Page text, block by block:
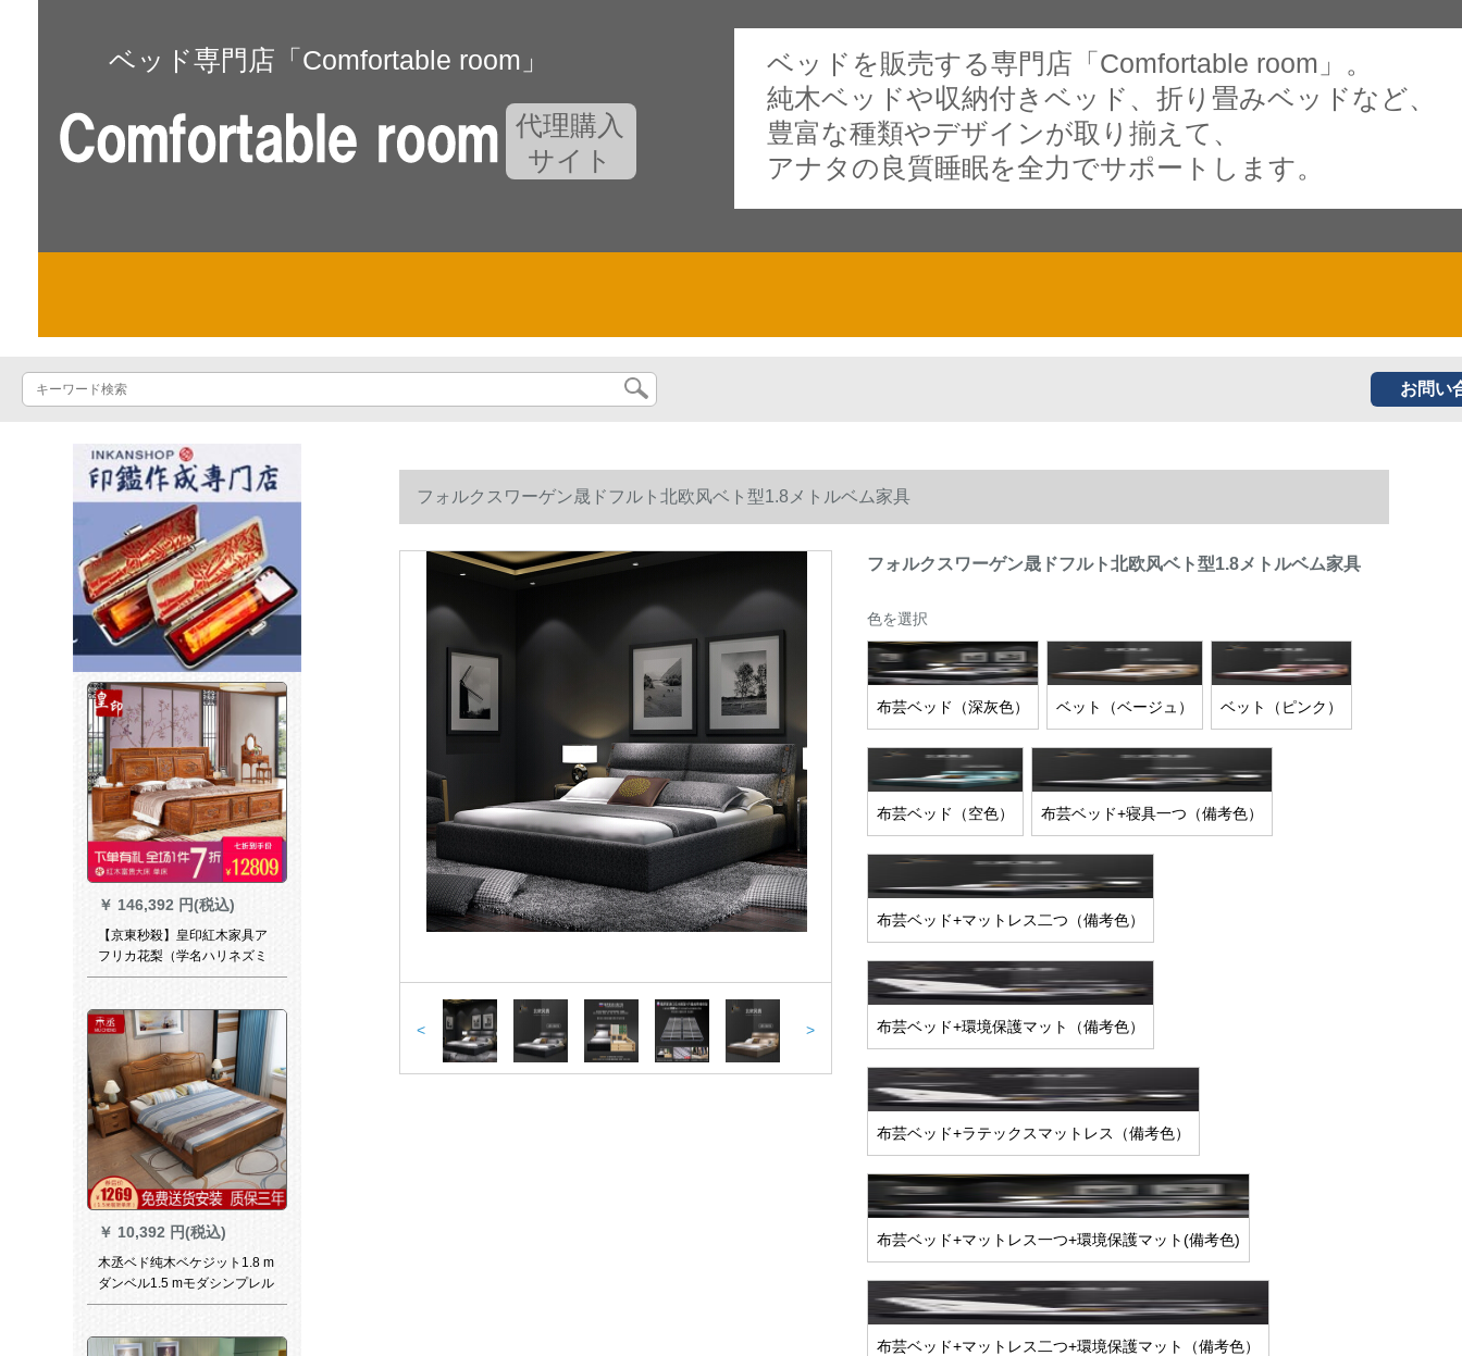
ベッド専門店「Comfortable room」
代理購入
サイト
ベッドを販売する専門店「Comfortable room」。
純木ベッドや収納付きベッド、折り畳みベッドなど、
豊富な種類やデザインが取り揃えて、
アナタの良質睡眠を全力でサポートします。
お問い
￥ 146,392 円(税込)
【京東秒殺】皇印紅木家具ア
フリカ花梨（学名ハリネズミ
紫檀）ベッド純木中華風アン
2701-1シングルベルド
￥ 10,392 円(税込)
木丞ベド纯木ベケジット1.8 m
ダンベル1.5 mモダシンプレル
新中国式オーク纯木寝室ダン
具胡桃色シゲル1500 x
フォルクスワーゲン晟ドフルト北欧风ベト型1.8メトルベム家具
< >
フォルクスワーゲン晟ドフルト北欧风ベト型1.8メトルベム家具
色を選択
布芸ベッド（深灰色） ベット（ベージュ） ベット（ピンク）
布芸ベッド（空色） 布芸ベッド+寝具一つ（備考色）
布芸ベッド+マットレス二つ（備考色）
布芸ベッド+環境保護マット（備考色）
布芸ベッド+ラテックスマットレス（備考色）
布芸ベッド+マットレス一つ+環境保護マット(備考色)
布芸ベッド+マットレス二つ+環境保護マット（備考色）